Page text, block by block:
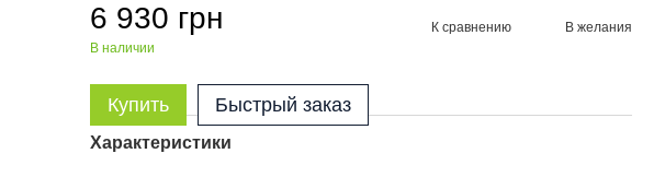
6 930 грн
В наличии
К сравнению В желания
Купить Быстрый заказ
Характеристики